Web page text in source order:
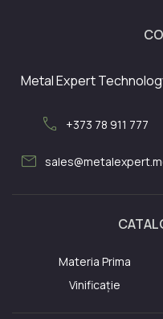
Metal Expert
call +373 78 911 777
mail
Materia Prima
Vinificație